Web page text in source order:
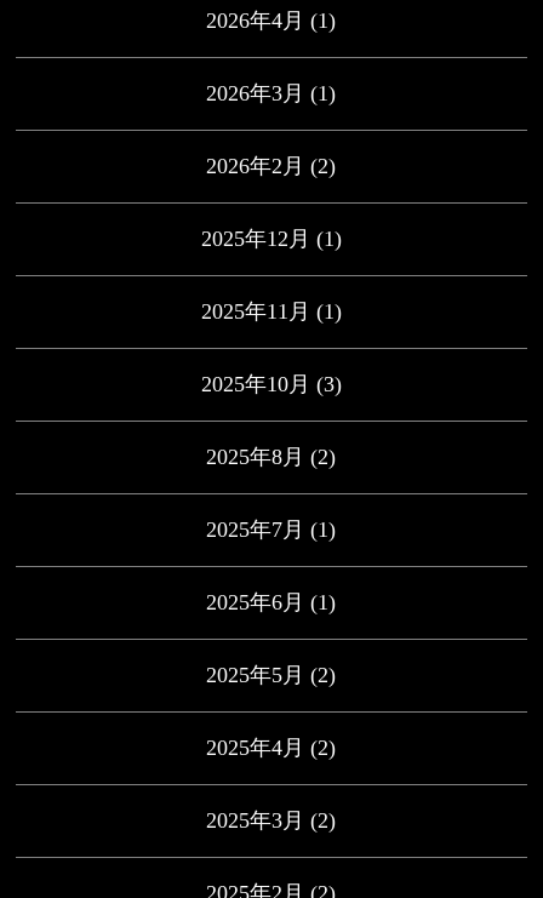
2026年4月 (1)
2026年3月 (1)
2026年2月 (2)
2025年12月 (1)
2025年11月 (1)
2025年10月 (3)
2025年8月 (2)
2025年7月 (1)
2025年6月 (1)
2025年5月 (2)
2025年4月 (2)
2025年3月 (2)